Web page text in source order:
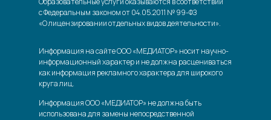
с Федеральным законом от 04.05.2011 № 99-ФЗ
«О лицензировании отдельных видов деятельности».
Информация на сайте ООО «МЕДИАТОР» носит научно-
информационный характер и не должна расцениваться
как информация рекламного характера для широкого
круга лиц.
Информация ООО «МЕДИАТОР» не должна быть
использована для замены непосредственной